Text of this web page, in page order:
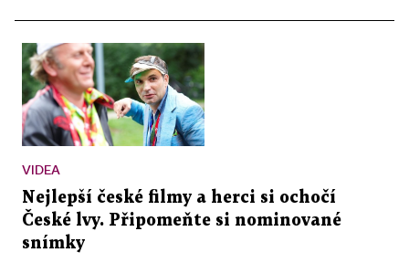
VIDEA
Nejlepší české filmy a herci si ochočí
České lvy. Připomeňte si nominované
snímky